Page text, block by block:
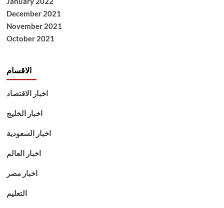
December 2021
November 2021
October 2021
الاقسام
اخبار الاقتصاد
اخبار الخليج
اخبار السعودية
اخبار العالم
اخبار مصر
التعليم